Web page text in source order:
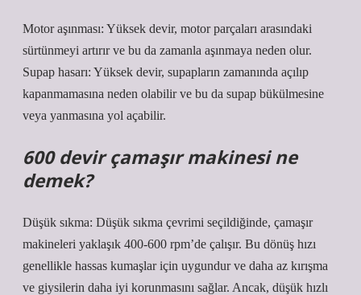
Motor aşınması: Yüksek devir, motor parçaları arasındaki
sürtünmeyi artırır ve bu da zamanla aşınmaya neden olur.
Supap hasarı: Yüksek devir, supapların zamanında açılıp
kapanmamasına neden olabilir ve bu da supap bükülmesine
veya yanmasına yol açabilir.
600 devir çamaşır makinesi ne
demek?
Düşük sıkma: Düşük sıkma çevrimi seçildiğinde, çamaşır
makineleri yaklaşık 400-600 rpm’de çalışır. Bu dönüş hızı
genellikle hassas kumaşlar için uygundur ve daha az kırışma
ve giysilerin daha iyi korunmasını sağlar. Ancak, düşük hızlı